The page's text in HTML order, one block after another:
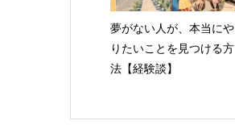
夢がない人が、本当にや
りたいことを見つける方
法【経験談】